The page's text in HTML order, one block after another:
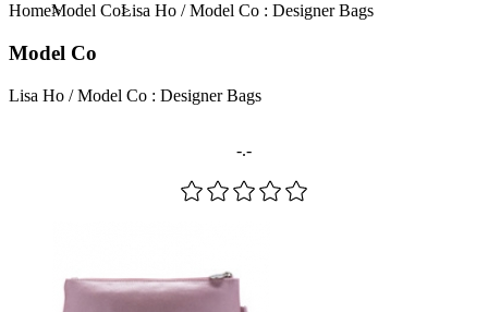
HomeModel CoLisa Ho / Model Co : Designer Bags
Model Co
Lisa Ho / Model Co : Designer Bags
-.-